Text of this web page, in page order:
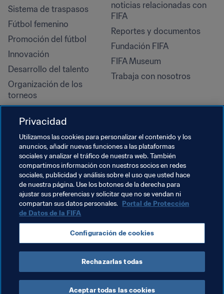
Sistema de traspasos
Fútbol femenino
Promoción del fútbol
Innovación
Desarrollo del talento
Organización de los
torneos
Derechos humanos y lucha
contra la discriminación
Salud y atención médica
Iniciativas educativas
noticias relacionadas con
FIFA
Reportes y documentos
Fundación FIFA
FIFA Museum
Trabaja con nosotros
TÉRMINOS DE SERVICIO
PORTAL DE PROTECCIÓN DE DATOS DE LA FIFA
DESCÁRGALO
CONFIGURACIÓN DE COOKIES
Copyright © 1994 - 2025 FIFA. Reservados todos los derechos.
Privacidad
Utilizamos las cookies para personalizar el contenido y los
anuncios, añadir nuevas funciones a las plataformas
sociales y analizar el tráfico de nuestra web. También
compartimos información con nuestros socios en redes
sociales, publicidad y análisis sobre el uso que usted hace
de nuestra página. Use los botones de la derecha para
ajustar sus preferencias y solicitar que no se vendan ni
compartan sus datos personales. Portal de Protección
de Datos de la FIFA
Configuración de cookies
Rechazarlas todas
Aceptar todas las cookies